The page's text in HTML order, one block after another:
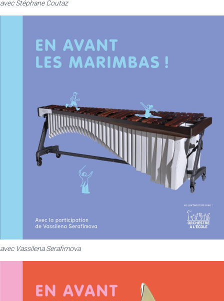
avec Stéphane Coutaz
avec Vassilena Serafimova